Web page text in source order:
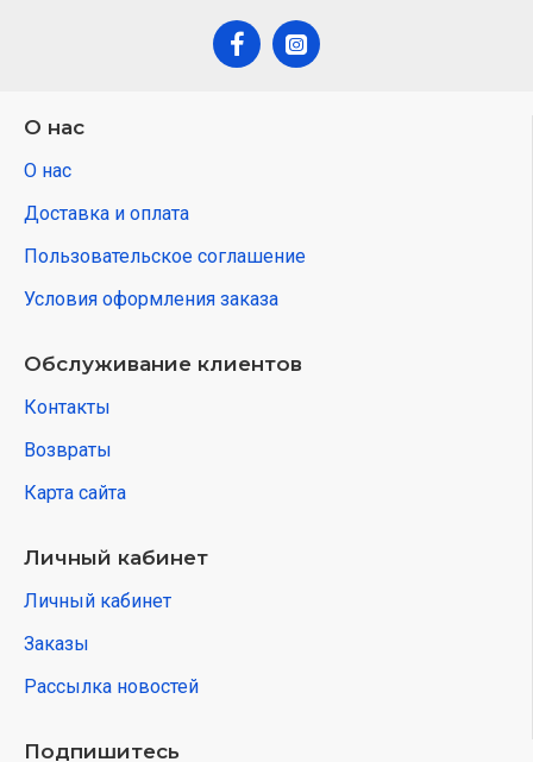
О нас
О нас
Доставка и оплата
Пользовательское соглашение
Условия оформления заказа
Обслуживание клиентов
Контакты
Возвраты
Карта сайта
Личный кабинет
Личный кабинет
Заказы
Рассылка новостей
Подпишитесь